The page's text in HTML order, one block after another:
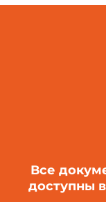
Все
доступны